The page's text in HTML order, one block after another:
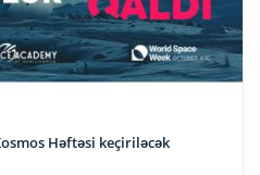
Həftəsi keçiriləcək